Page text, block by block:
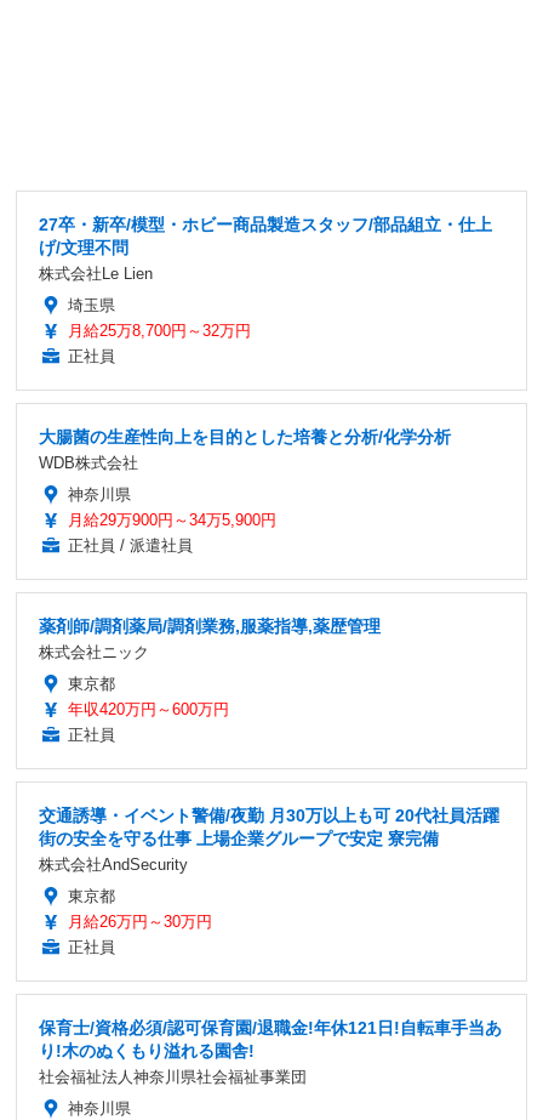
27卒・新卒/模型・ホビー商品製造スタッフ/部品組立・仕上
げ/文理不問
株式会社Le Lien
埼玉県
月給25万8,700円～32万円
正社員
大腸菌の生産性向上を目的とした培養と分析/化学分析
WDB株式会社
神奈川県
月給29万900円～34万5,900円
正社員 / 派遣社員
薬剤師/調剤薬局/調剤業務,服薬指導,薬歴管理
株式会社ニック
東京都
年収420万円～600万円
正社員
交通誘導・イベント警備/夜勤 月30万以上も可 20代社員活躍
街の安全を守る仕事 上場企業グループで安定 寮完備
株式会社AndSecurity
東京都
月給26万円～30万円
正社員
保育士/資格必須/認可保育園/退職金!年休121日!自転車手当あ
り!木のぬくもり溢れる園舎!
社会福祉法人神奈川県社会福祉事業団
神奈川県